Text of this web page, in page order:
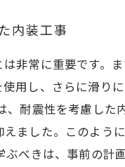
内装工事
非常に重要です。
用し、さらに滑り
耐震性を考慮し
ました。このよ
べきは、事前の